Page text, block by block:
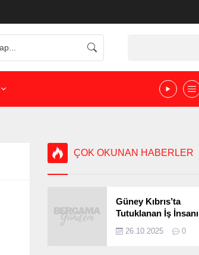
ÇOK OKUNAN HABERLER
Güney Kıbrıs’ta
Tutuklanan İş İnsanı
26.10.2025 0